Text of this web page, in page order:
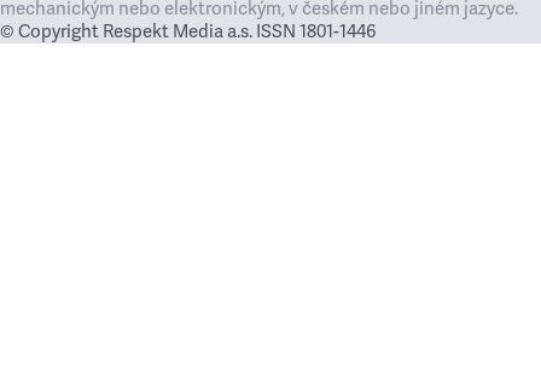
mechanickým nebo elektronickým, v českém nebo jiném jazyce.
© Copyright Respekt Media a.s. ISSN 1801-1446